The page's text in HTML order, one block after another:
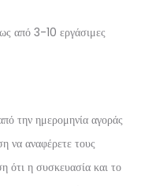
από 3-10 εργάσιμες
την ημερομηνία αγοράς
να αναφέρετε τους
ότι η συσκευασία και το